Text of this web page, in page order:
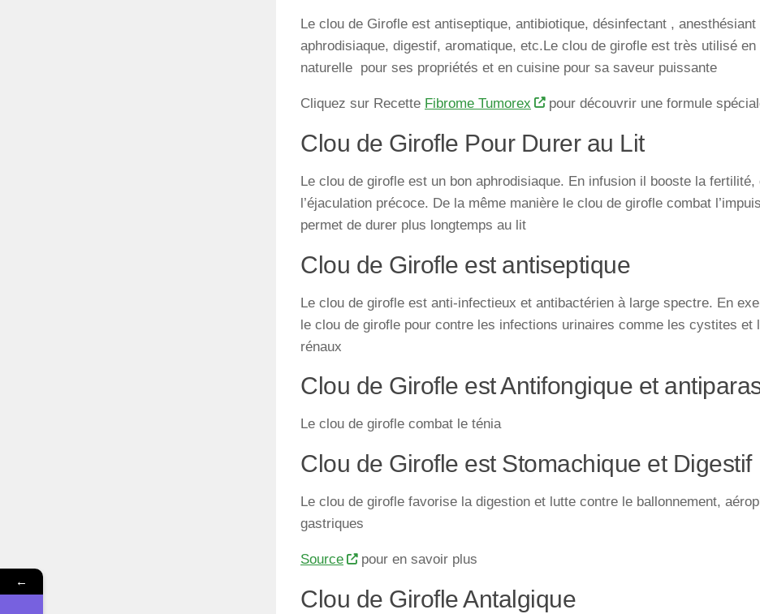
Le clou de Girofle est antiseptique, antibiotique, désinfectant , anesthésiant
aphrodisiaque, digestif, aromatique, etc.Le clou de girofle est très utilisé en
naturelle pour ses propriétés et en cuisine pour sa saveur puissante
Cliquez sur Recette Fibrome Tumorex pour découvrir une formule
Clou de Girofle Pour Durer au Lit
Le clou de girofle est un bon aphrodisiaque. En infusion il booste la fertilité,
l’éjaculation précoce. De la même manière le clou de girofle combat
permet de durer plus longtemps au lit
Clou de Girofle est antiseptique
Le clou de girofle est anti-infectieux et antibactérien à large spectre. En
le clou de girofle pour contre les infections urinaires comme les cystites et
rénaux
Clou de Girofle est Antifongique et
Le clou de girofle combat le ténia
Clou de Girofle est Stomachique et Digestif
Le clou de girofle favorise la digestion et lutte contre le ballonnement,
gastriques
Source pour en savoir plus
Clou de Girofle Antalgique
←